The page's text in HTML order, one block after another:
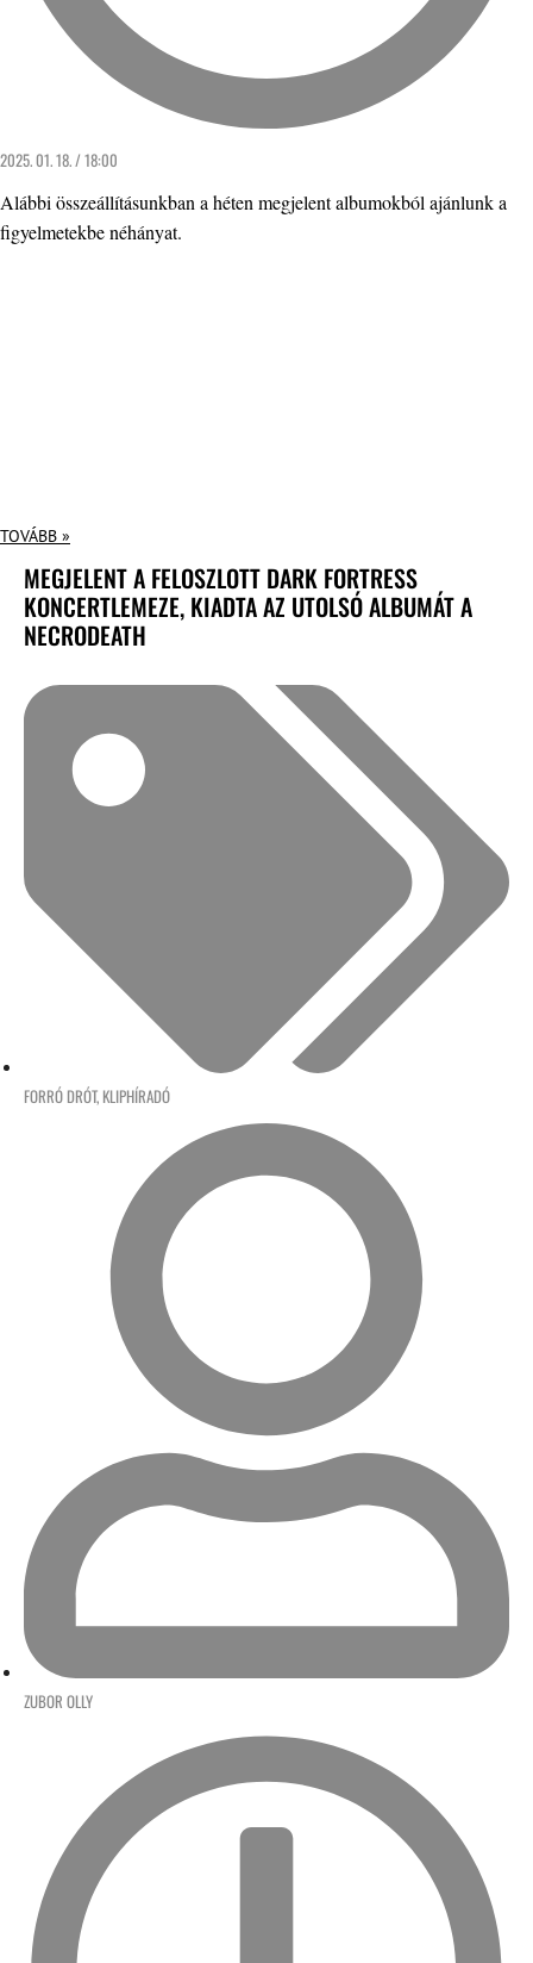
2025. 01. 18. / 18:00
Alábbi összeállításunkban a héten megjelent albumokból ajánlunk a
figyelmetekbe néhányat.
TOVÁBB »
MEGJELENT A FELOSZLOTT DARK FORTRESS
KONCERTLEMEZE, KIADTA AZ UTOLSÓ ALBUMÁT A
NECRODEATH
FORRÓ DRÓT, KLIPHÍRADÓ
ZUBOR OLLY